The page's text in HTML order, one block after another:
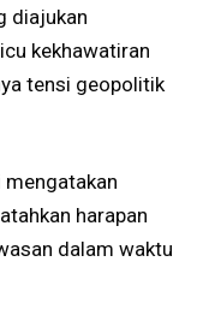
diajukan
kekhawatiran
tensi geopolitik
mengatakan
harapan
dalam waktu